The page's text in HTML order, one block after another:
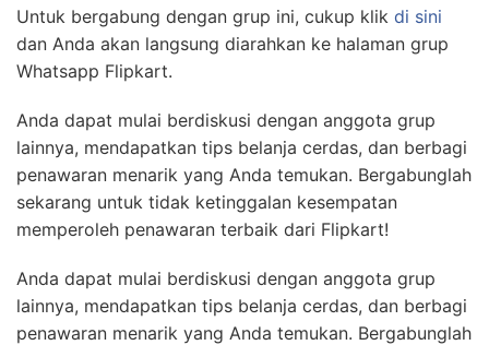
Untuk bergabung dengan grup ini, cukup klik di sini
dan Anda akan langsung diarahkan ke halaman grup
Whatsapp Flipkart.
Anda dapat mulai berdiskusi dengan anggota grup
lainnya, mendapatkan tips belanja cerdas, dan berbagi
penawaran menarik yang Anda temukan. Bergabunglah
sekarang untuk tidak ketinggalan kesempatan
memperoleh penawaran terbaik dari Flipkart!
Anda dapat mulai berdiskusi dengan anggota grup
lainnya, mendapatkan tips belanja cerdas, dan berbagi
penawaran menarik yang Anda temukan. Bergabunglah